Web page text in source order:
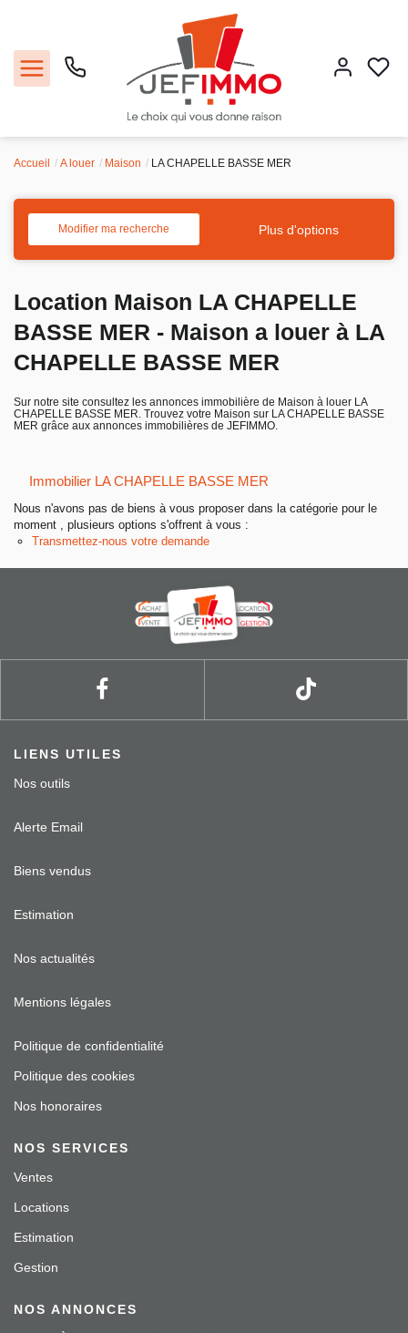
Louer
Faire gérer
Estimer
Entreprise
Nos agences
Accueil A louer Maison LA CHAPELLE BASSE MER
Modifier ma recherche Plus d'options
Location Maison LA CHAPELLE
BASSE MER - Maison a louer à LA
CHAPELLE BASSE MER
Sur notre site consultez les annonces immobilière de Maison à louer LA
CHAPELLE BASSE MER. Trouvez votre Maison sur LA CHAPELLE BASSE
MER grâce aux annonces immobilières de JEFIMMO.
Immobilier LA CHAPELLE BASSE MER
Nous n'avons pas de biens à vous proposer dans la catégorie pour le
moment , plusieurs options s'offrent à vous :
Transmettez-nous votre demande
LIENS UTILES
Nos outils
Alerte Email
Biens vendus
Estimation
Nos actualités
Mentions légales
Politique de confidentialité
Politique des cookies
Nos honoraires
NOS SERVICES
Ventes
Locations
Estimation
Gestion
NOS ANNONCES